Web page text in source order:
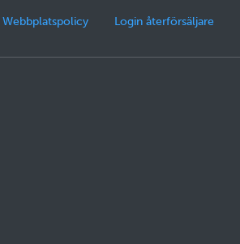
Webbplatspolicy Login återförsäljare